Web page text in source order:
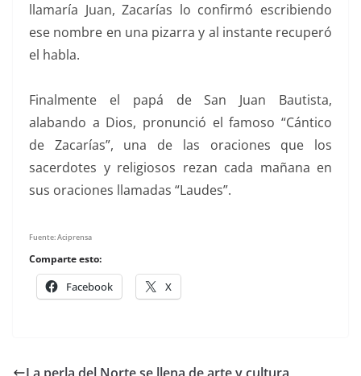
llamaría Juan, Zacarías lo confirmó escribiendo
ese nombre en una pizarra y al instante recuperó
el habla.
Finalmente el papá de San Juan Bautista,
alabando a Dios, pronunció el famoso “Cántico
de Zacarías”, una de las oraciones que los
sacerdotes y religiosos rezan cada mañana en
sus oraciones llamadas “Laudes”.
Fuente: Aciprensa
Comparte esto:
Facebook X